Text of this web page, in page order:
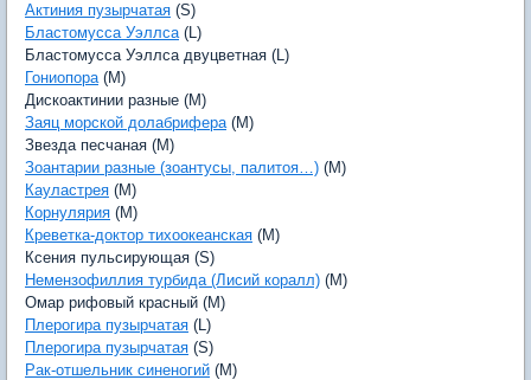
Актиния пузырчатая (S)
Бластомусса Уэллса(L)
Бластомусса Уэллса двуцветная (L)
Гониопора(M)
Дискоактинии разные (M)
Заяц морской долабрифера(M)
Звезда песчаная (M)
Зоантарии разные (зоантусы, палитоя…) (M)
Кауластрея (M)
Корнулярия (M)
Креветка-доктор тихоокеанская (M)
Ксения пульсирующая (S)
Немензофиллия турбида (Лисий коралл) (M)
Омар рифовый красный (M)
Плерогира пузырчатая (L)
Плерогира пузырчатая (S)
Рак-отшельник синеногий (M)